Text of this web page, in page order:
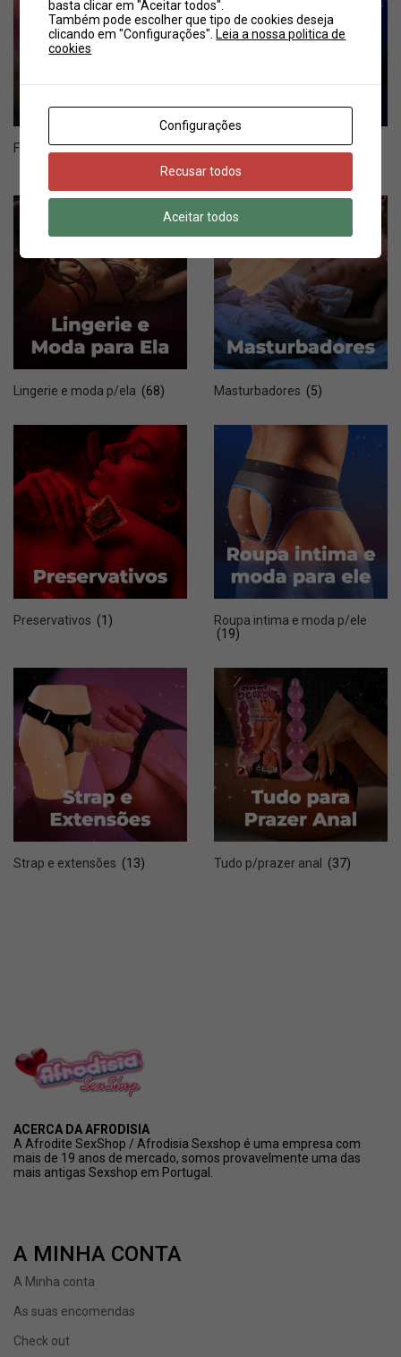
Festas, Jogos e diversão(10)
Limpeza, pilhas e utilidades
Lingerie e moda p/ela (68) Masturbadores (5)
Preservativos (1)
Roupa intima e moda p/ele
(19)
Strap e extensões (13) Tudo p/prazer anal (37)
ACERCA DA AFRODISIA
A Afrodite SexShop / Afrodisia Sexshop é uma empresa com
mais de 19 anos de mercado, somos provavelmente uma das
mais antigas Sexshop em Portugal.
A MINHA CONTA
A Minha conta
As suas encomendas
Check out
basta clicar em "Aceitar todos".
Também pode escolher que tipo de cookies deseja
clicando em "Configurações".Leia a nossa politica de
cookies
Configurações
Recusar todos
Aceitar todos